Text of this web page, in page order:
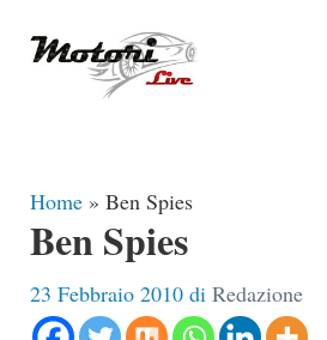
Home » Ben Spies
Ben Spies
23 Febbraio 2010 di Redazione